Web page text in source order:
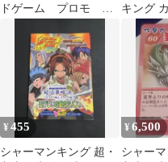
ドゲーム プロモ CD
キング
オ・た
他）
¥455
シャーマンキング 超・
¥6,500
シャー